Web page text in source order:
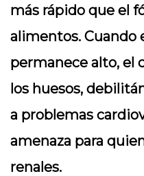
más rápido que el
alimentos. Cuando
permanece alto, el
los huesos,
a problemas
amenaza para
renales.